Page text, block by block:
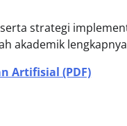
strategi
akademik
Artifisial (PDF)